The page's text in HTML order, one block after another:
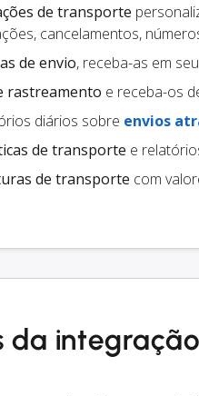
de transporte
cancelamentos,
de envio, receba-as em
rastreamento e receba-os
diários sobre envios
de transporte e
de transporte com
da